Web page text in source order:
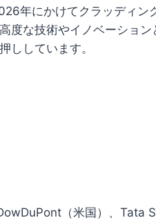
年にかけてクラッディン
度な技術やイノベーション
ししています。
（米国）、Tata